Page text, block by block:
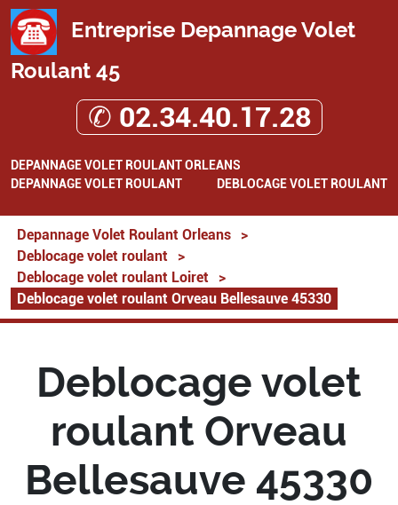
Entreprise Depannage Volet
Roulant 45
✆ 02.34.40.17.28
DEPANNAGE VOLET ROULANT ORLEANS
DEPANNAGE VOLET ROULANT
DEBLOCAGE VOLET ROULANT
Depannage Volet Roulant Orleans
>
Deblocage volet roulant
>
Deblocage volet roulant Loiret
>
Deblocage volet roulant Orveau Bellesauve 45330
Deblocage volet
roulant Orveau
Bellesauve 45330